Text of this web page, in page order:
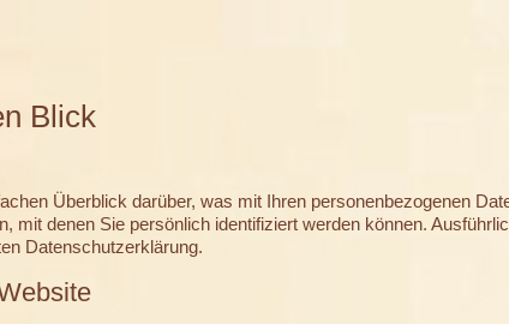
Blick
Überblick darüber, was mit Ihren personenbezogenen
mit denen Sie persönlich identifiziert werden können.
Datenschutzerklärung.